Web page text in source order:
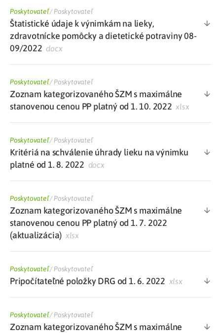
Poskytovateľ/Poskytovateľ
Štatistické údaje k výnimkám na lieky,
zdravotnícke pomôcky a dietetické potraviny 08-
09/2022 docx
Poskytovateľ/Poskytovateľ
Zoznam kategorizovaného ŠZM s maximálne
stanovenou cenou PP platný od 1. 10. 2022 xlsx
Poskytovateľ/Poskytovateľ
Kritériá na schválenie úhrady lieku na výnimku
platné od 1. 8. 2022 docx
Poskytovateľ/Poskytovateľ
Zoznam kategorizovaného ŠZM s maximálne
stanovenou cenou PP platný od 1. 7. 2022
(aktualizácia) xlsx
Poskytovateľ/Poskytovateľ
Pripočítateľné položky DRG od 1. 6. 2022 xlsx
Poskytovateľ/Poskytovateľ
Zoznam kategorizovaného ŠZM s maximálne